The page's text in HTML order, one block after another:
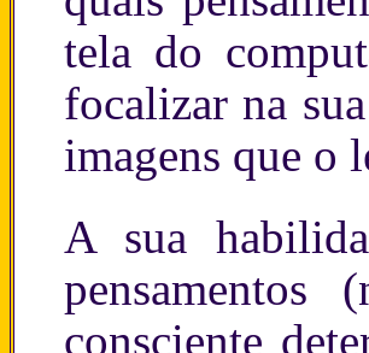
tela do
focalizar na
imagens que o
A sua
consciente